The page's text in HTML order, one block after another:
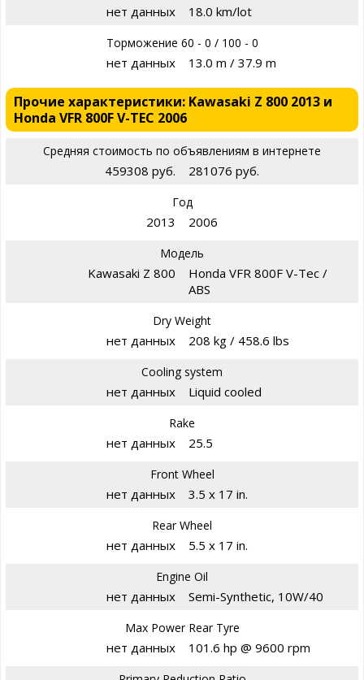
нет данных 18.0 km/lot
Торможение 60 - 0 / 100 - 0
нет данных 13.0 m / 37.9 m
Прочие характеристики: Kawasaki Z 800 2013 и
Honda VFR 800F V-TEC 2006
Средняя стоимость по объявлениям в интернете
459308 руб. 281076 руб.
Год
2013 2006
Модель
Kawasaki Z 800
Honda VFR 800F V-Tec /
ABS
Dry Weight
нет данных 208 kg / 458.6 lbs
Cooling system
нет данных Liquid cooled
Rake
нет данных 25.5
Front Wheel
нет данных 3.5 x 17 in.
Rear Wheel
нет данных 5.5 x 17 in.
Engine Oil
нет данных Semi-Synthetic, 10W/40
Max Power Rear Tyre
нет данных 101.6 hp @ 9600 rpm